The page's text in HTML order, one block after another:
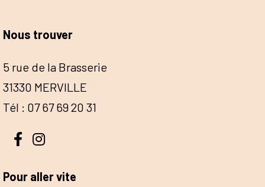
Nous trouver
5 rue de la Brasserie
31330 MERVILLE
Tél : 07 67 69 20 31
Pour aller vite